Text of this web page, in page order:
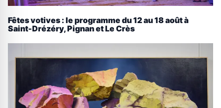
Fêtes votives : le programme du 12 au 18 août à
Saint-Drézéry, Pignan et Le Crès